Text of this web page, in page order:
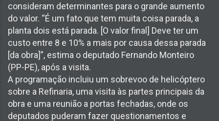
consideram determinantes para o grande aumento
do valor. “É um fato que tem muita coisa parada, a
planta dois está parada. [O valor final] Deve ter um
custo entre 8 e 10% a mais por causa dessa parada
[da obra]”, estima o deputado Fernando Monteiro
(PP-PE), após a visita.
A programação incluiu um sobrevoo de helicóptero
sobre a Refinaria, uma visita às partes principais da
obra e uma reunião a portas fechadas, onde os
deputados puderam fazer questionamentos e